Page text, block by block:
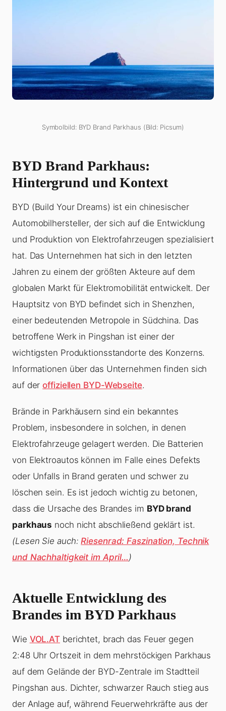
Symbolbild: BYD Brand Parkhaus (Bild: Picsum)
BYD Brand Parkhaus:
Hintergrund und Kontext
BYD (Build Your Dreams) ist ein chinesischer
Automobilhersteller, der sich auf die Entwicklung
und Produktion von Elektrofahrzeugen spezialisiert
hat. Das Unternehmen hat sich in den letzten
Jahren zu einem der größten Akteure auf dem
globalen Markt für Elektromobilität entwickelt. Der
Hauptsitz von BYD befindet sich in Shenzhen,
einer bedeutenden Metropole in Südchina. Das
betroffene Werk in Pingshan ist einer der
wichtigsten Produktionsstandorte des Konzerns.
Informationen über das Unternehmen finden sich
auf deroffiziellen BYD-Webseite.
Brände in Parkhäusern sind ein bekanntes
Problem, insbesondere in solchen, in denen
Elektrofahrzeuge gelagert werden. Die Batterien
von Elektroautos können im Falle eines Defekts
oder Unfalls in Brand geraten und schwer zu
löschen sein. Es ist jedoch wichtig zu betonen,
dass die Ursache des Brandes im BYD brand
parkhaus noch nicht abschließend geklärt ist.
(Lesen Sie auch:Riesenrad: Faszination, Technik
und Nachhaltigkeit im April…)
Aktuelle Entwicklung des
Brandes im BYD Parkhaus
Wie VOL.AT berichtet, brach das Feuer gegen
2:48 Uhr Ortszeit in dem mehrstöckigen Parkhaus
auf dem Gelände der BYD-Zentrale im Stadtteil
Pingshan aus. Dichter, schwarzer Rauch stieg aus
der Anlage auf, während Feuerwehrkräfte aus der